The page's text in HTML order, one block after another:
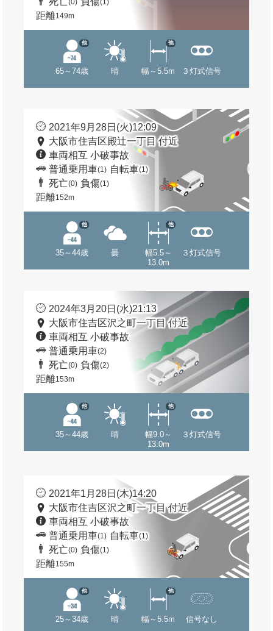
(0) (1)
距離149m
65～74歳
他
晴 幅～5.5m
他
３灯式信号
2021年9月28日(火)12:09
大阪市住吉区殿辻一丁目 付近
車両相互 小破事故
普通乗用車(1) 自転車(1)
死亡(0) 負傷(1)
距離152m
35～44歳
他
曇
幅5.5～
13.0m
他
３灯式信号
2024年3月20日(水)21:13
大阪市住吉区沢之町一丁目 付近
車両相互 小破事故
普通乗用車(2)
死亡(0) 負傷(2)
距離153m
35～44歳
他
晴
幅9.0～
13.0m
他
３灯式信号
2021年1月28日(木)14:20
大阪市住吉区沢之町一丁目 付近
車両相互 小破事故
普通乗用車(1) 自転車(1)
死亡(0) 負傷(1)
距離155m
25～34歳
他
晴 幅～5.5m
他
信号なし